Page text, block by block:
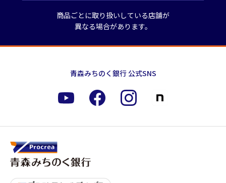
商品ごとに取り扱いしている店舗が
異なる場合があります。
青森みちのく銀行 公式SNS